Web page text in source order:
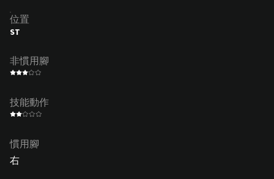
位置
ST
非慣用腳
技能動作
慣用腳
右